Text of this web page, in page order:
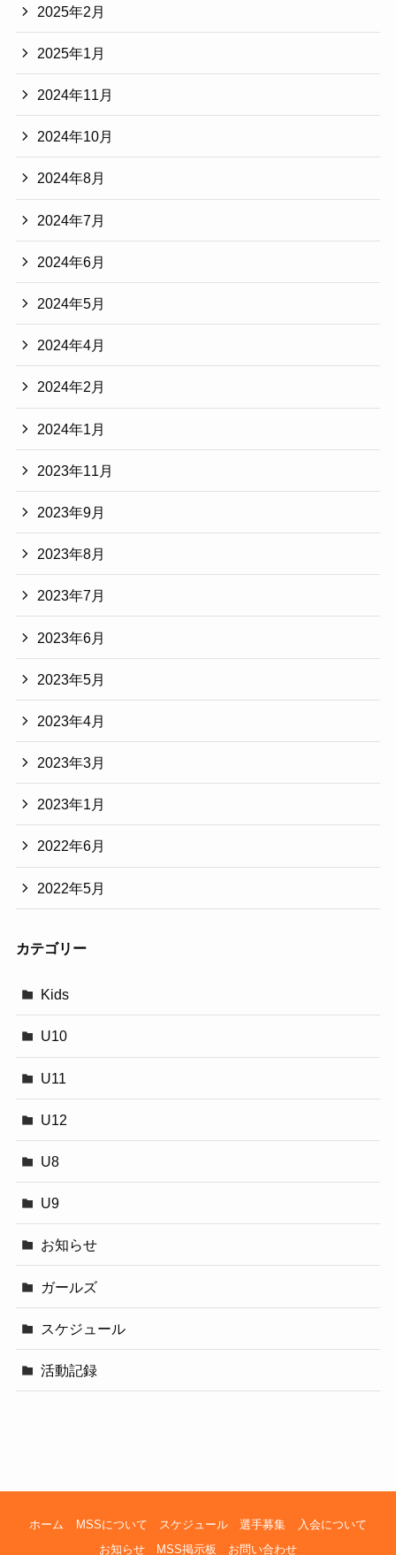
2025年2月
2025年1月
2024年11月
2024年10月
2024年8月
2024年7月
2024年6月
2024年5月
2024年4月
2024年2月
2024年1月
2023年11月
2023年9月
2023年8月
2023年7月
2023年6月
2023年5月
2023年4月
2023年3月
2023年1月
2022年6月
2022年5月
カテゴリー
Kids
U10
U11
U12
U8
U9
お知らせ
ガールズ
スケジュール
活動記録
ホーム MSSについて スケジュール 選手募集
入会について
お知らせ
MSS掲示板 お問い合わせ